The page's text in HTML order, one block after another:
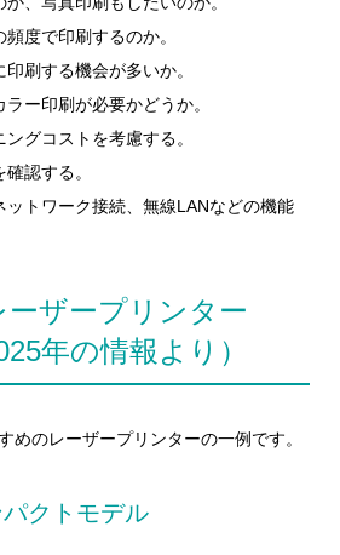
度で印刷するのか。
刷する機会が多いか。
ー印刷が必要かどうか。
グコストを考慮する。
認する。
トワーク接続、無線LANなどの機能
ザープリンター
年の情報より）
めのレーザープリンターの一例です。
クトモデル